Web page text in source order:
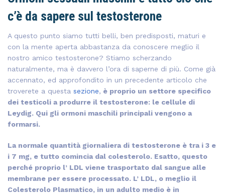
c’è da sapere sul testosterone
A questo punto siamo tutti belli, ben predisposti, maturi e
con la mente aperta abbastanza da conoscere meglio il
nostro amico testosterone? Stiamo scherzando
naturalmente, ma è davvero l’ora di saperne di più. Come già
accennato, ed approfondito in un precedente articolo che
troverete a questa sezione, è proprio un settore specifico
dei testicoli a produrre il testosterone: le cellule di
Leydig. Qui gli ormoni maschili principali vengono a
formarsi.
La normale quantità giornaliera di testosterone è tra i 3 e
i 7 mg, e tutto comincia dal colesterolo. Esatto, questo
perché proprio l’ LDL viene trasportato dal sangue alle
membrane per essere processato. L’ LDL, o meglio il
Colesterolo Plasmatico, in un adulto medio è in